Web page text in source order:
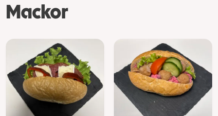
Mackor